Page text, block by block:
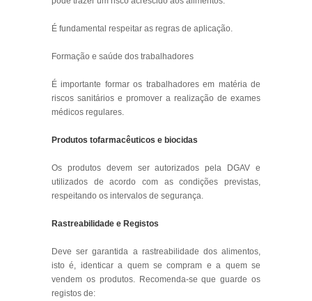
É fundamental respeitar as regras de aplicação.
Formação e saúde dos trabalhadores
É importante formar os trabalhadores em matéria de
riscos sanitários e promover a realização de exames
médicos regulares.
Produtos tofarmacêuticos e biocidas
Os produtos devem ser autorizados pela DGAV e
utilizados de acordo com as condições previstas,
respeitando os intervalos de segurança.
Rastreabilidade e Registos
Deve ser garantida a rastreabilidade dos alimentos,
isto é, identicar a quem se compram e a quem se
vendem os produtos. Recomenda-se que guarde os
registos de: